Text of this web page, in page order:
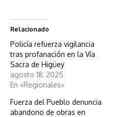
Relacionado
Policía refuerza vigilancia
tras profanación en la Vía
Sacra de Higüey
agosto 18, 2025
En «Regionales»
Fuerza del Pueblo denuncia
abandono de obras en